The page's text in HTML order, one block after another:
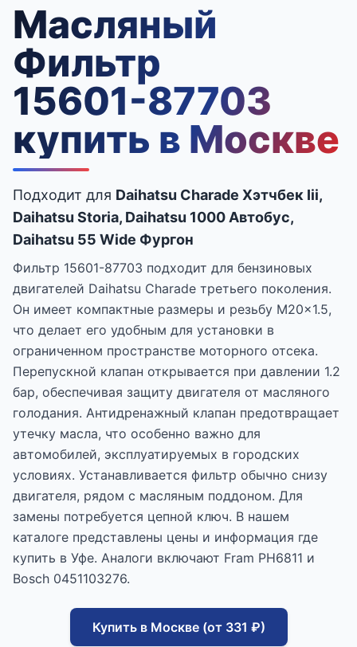
Масляный
Фильтр
15601-87703
купить в Москве
Подходит для Daihatsu Charade Хэтчбек Iii,
Daihatsu Storia, Daihatsu 1000 Автобус,
Daihatsu 55 Wide Фургон
Фильтр 15601-87703 подходит для бензиновых
двигателей Daihatsu Charade третьего поколения.
Он имеет компактные размеры и резьбу M20x1.5,
что делает его удобным для установки в
ограниченном пространстве моторного отсека.
Перепускной клапан открывается при давлении 1.2
бар, обеспечивая защиту двигателя от масляного
голодания. Антидренажный клапан предотвращает
утечку масла, что особенно важно для
автомобилей, эксплуатируемых в городских
условиях. Устанавливается фильтр обычно снизу
двигателя, рядом с масляным поддоном. Для
замены потребуется цепной ключ. В нашем
каталоге представлены цены и информация где
купить в Уфе. Аналоги включают Fram PH6811 и
Bosch 0451103276.
Купить в Москве (от 331 ₽)